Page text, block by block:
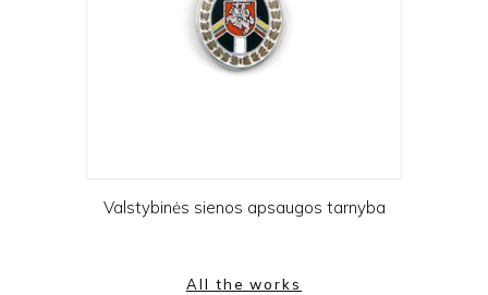
Valstybinės sienos apsaugos tarnyba
All the works